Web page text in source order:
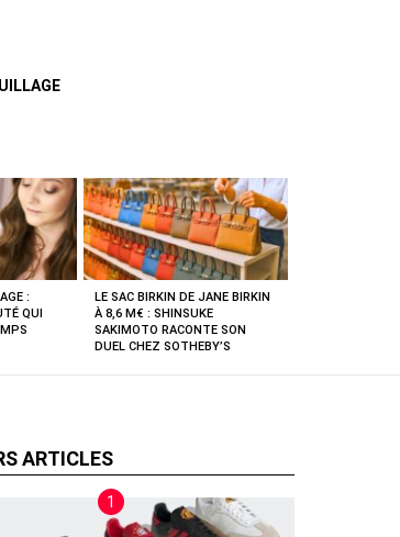
:
QUI
LE SAC BIRKIN DE JANE BIRKIN
À 8,6 M€ : SHINSUKE
SAKIMOTO RACONTE SON
DUEL CHEZ SOTHEBY’S
ARTICLES